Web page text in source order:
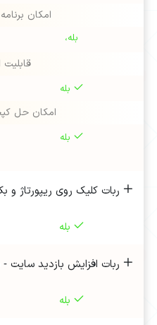
امکان
بله،
قابلیت
بله
امکان حل
بله
ربات کلیک روی ریپورتاژ و
بله
ربات افزایش بازدید سایت -
بله